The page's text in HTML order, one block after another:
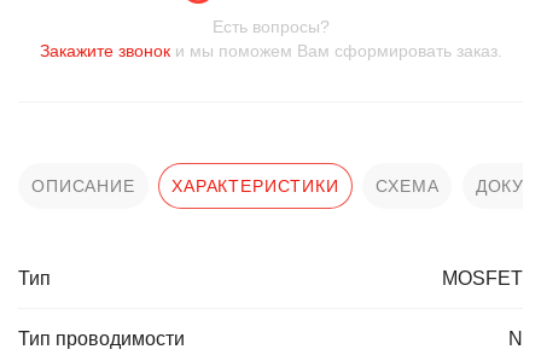
Есть вопросы?
Закажите звоноки мы поможем Вам сформировать заказ.
ОПИСАНИЕ ХАРАКТЕРИСТИКИ СХЕМА
Тип MOSFET
Тип проводимости N